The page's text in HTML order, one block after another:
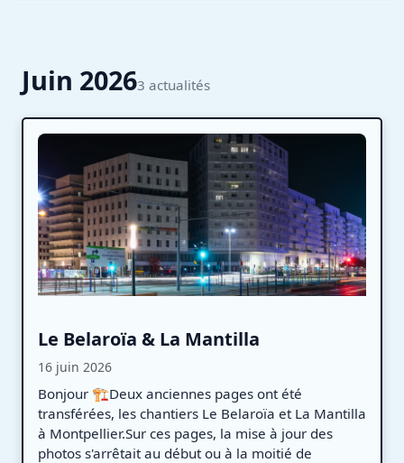
Juin 20263 actualités
Le Belaroïa & La Mantilla
16 juin 2026
Bonjour 🏗️Deux anciennes pages ont été
transférées, les chantiers Le Belaroïa et La Mantilla
à Montpellier.Sur ces pages, la mise à jour des
photos s'arrêtait au début ou à la moitié de